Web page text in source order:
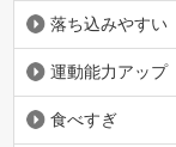
落ち込みやすい
運動能力アップ
食べすぎ